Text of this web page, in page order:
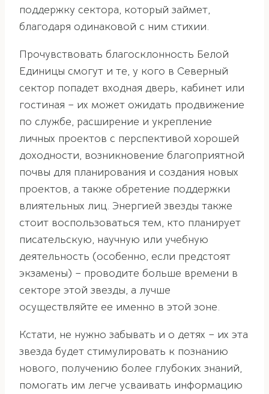
поддержку сектора, который займет,
благодаря одинаковой с ним стихии.
Прочувствовать благосклонность Белой
Единицы смогут и те, у кого в Северный
сектор попадет входная дверь, кабинет или
гостиная – их может ожидать продвижение
по службе, расширение и укрепление
личных проектов с перспективой хорошей
доходности, возникновение благоприятной
почвы для планирования и создания новых
проектов, а также обретение поддержки
влиятельных лиц. Энергией звезды также
стоит воспользоваться тем, кто планирует
писательскую, научную или учебную
деятельность (особенно, если предстоят
экзамены) – проводите больше времени в
секторе этой звезды, а лучше
осуществляйте ее именно в этой зоне.
Кстати, не нужно забывать и о детях – их эта
звезда будет стимулировать к познанию
нового, получению более глубоких знаний,
помогать им легче усваивать информацию